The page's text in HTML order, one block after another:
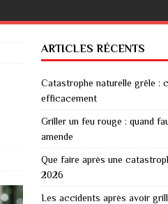
ARTICLES RÉCENTS
Catastrophe naturelle grêle :
efficacement
Griller un feu rouge : quand
amende
Que faire après une
2026
Les accidents après avoir